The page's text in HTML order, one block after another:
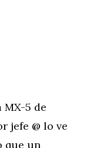
MX-5 de
jefe @ lo ve
que un